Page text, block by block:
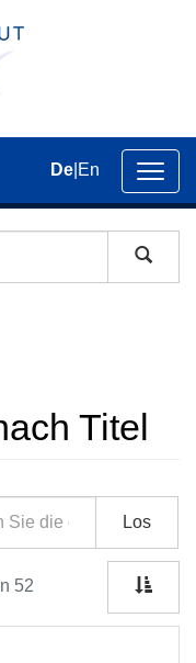
der
De En
Titel
Los
52